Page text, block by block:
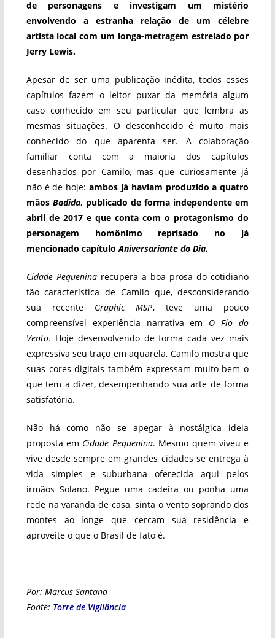
de personagens e investigam um mistério
envolvendo a estranha relação de um célebre
artista local com um longa-metragem estrelado por
Jerry Lewis.
Apesar de ser uma publicação inédita, todos esses
capítulos fazem o leitor puxar da memória algum
caso conhecido em seu particular que lembra as
mesmas situações. O desconhecido é muito mais
conhecido do que aparenta ser. A colaboração
familiar conta com a maioria dos capítulos
desenhados por Camilo, mas que curiosamente já
não é de hoje:ambos já haviam produzido a quatro
mãos Badida, publicado de forma independente em
abril de 2017 e que conta com o protagonismo do
personagem homônimo reprisado no já
mencionado capítuloAniversariante do Dia.
Cidade Pequeninarecupera a boa prosa do cotidiano
tão característica de Camilo que, desconsiderando
sua recente Graphic MSP, teve uma pouco
compreensível experiência narrativa em O Fio do
Vento. Hoje desenvolvendo de forma cada vez mais
expressiva seu traço em aquarela, Camilo mostra que
suas cores digitais também expressam muito bem o
que tem a dizer, desempenhando sua arte de forma
satisfatória.
Não há como não se apegar à nostálgica ideia
proposta em Cidade Pequenina. Mesmo quem viveu e
vive desde sempre em grandes cidades se entrega à
vida simples e suburbana oferecida aqui pelos
irmãos Solano. Pegue uma cadeira ou ponha uma
rede na varanda de casa, sinta o vento soprando dos
montes ao longe que cercam sua residência e
aproveite o que o Brasil de fato é.
Por: Marcus Santana
Fonte: Torre de Vigilância